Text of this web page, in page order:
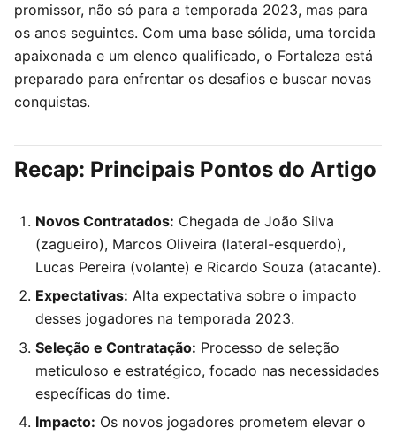
promissor, não só para a temporada 2023, mas para
os anos seguintes. Com uma base sólida, uma torcida
apaixonada e um elenco qualificado, o Fortaleza está
preparado para enfrentar os desafios e buscar novas
conquistas.
Recap: Principais Pontos do Artigo
Novos Contratados: Chegada de João Silva
(zagueiro), Marcos Oliveira (lateral-esquerdo),
Lucas Pereira (volante) e Ricardo Souza (atacante).
Expectativas: Alta expectativa sobre o impacto
desses jogadores na temporada 2023.
Seleção e Contratação: Processo de seleção
meticuloso e estratégico, focado nas necessidades
específicas do time.
Impacto: Os novos jogadores prometem elevar o